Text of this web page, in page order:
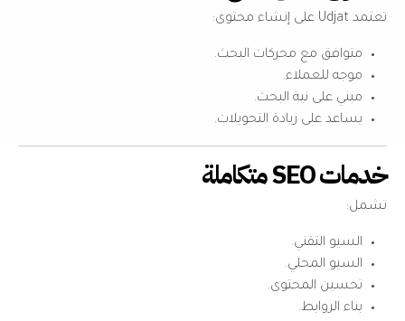
تعتمد Udjat على إنشاء محتوى:
متوافق مع محركات البحث.
موجه للعملاء.
مبني على نية البحث.
يساعد على زيادة التحويلات.
خدمات SEO متكاملة
تشمل:
السيو التقني.
السيو المحلي.
تحسين المحتوى.
بناء الروابط.